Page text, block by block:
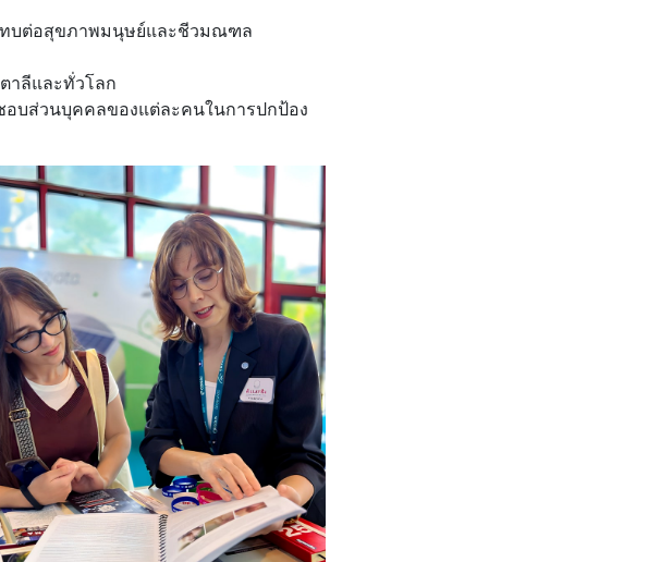
บต่อสุขภาพมนุษย์และชีวมณฑล
าลีและทั่วโลก
บส่วนบุคคลของแต่ละคนในการปกป้อง